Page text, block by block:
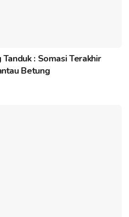
: Somasi Terakhir
Betung